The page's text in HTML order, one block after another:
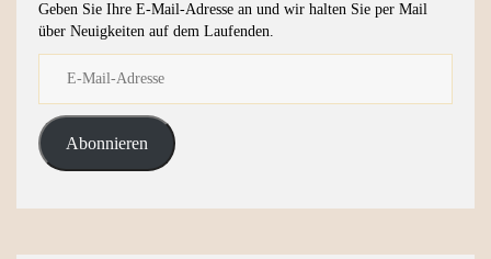
Geben Sie Ihre E-Mail-Adresse an und wir halten Sie per Mail
über Neuigkeiten auf dem Laufenden.
Abonnieren